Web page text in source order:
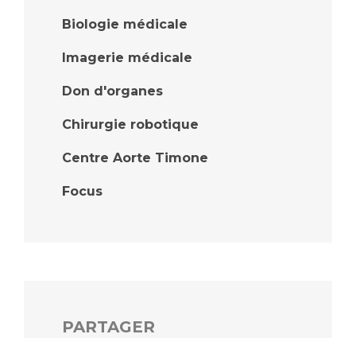
Biologie médicale
Imagerie médicale
Don d'organes
Chirurgie robotique
Centre Aorte Timone
Focus
PARTAGER